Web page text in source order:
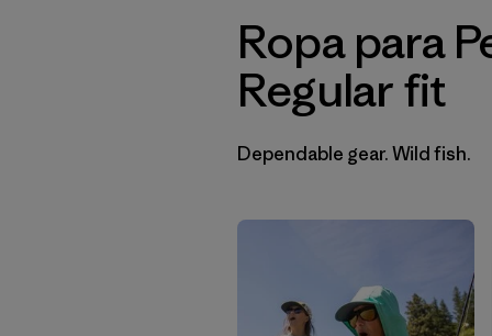
Ropa para
Regular fit
Dependable gear. Wild fish.